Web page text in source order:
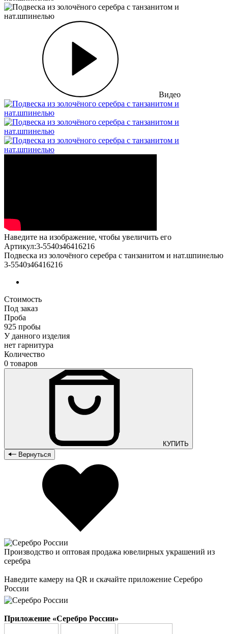
Видео
Наведите на изображение, чтобы увеличить его
Артикул:3-5540з46416216
Подвеска из золочёного серебра с танзанитом и нат.шпинелью
3-5540з46416216
Стоимость
Под заказ
Проба
925 пробы
У данного изделия
нет гарнитура
Количество
0 товаров
КУПИТЬ
Вернуться
Производство и оптовая продажа ювелирных украшений из
серебра
Наведите камеру на QR и скачайте приложение Серебро
России
Приложение «Серебро России»